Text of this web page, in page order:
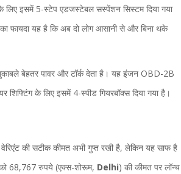
लिए इसमें 5-स्टेप एडजस्टेबल सस्पेंशन सिस्टम दिया गया
यह है कि अब दो लोग आसानी से और बिना थके
बेहतर पावर और टॉर्क देता है। यह इंजन OBD-2B
शिफ्टिंग के लिए इसमें 4-स्पीड गियरबॉक्स दिया गया है।
की सटीक कीमत अभी गुप्त रखी है, लेकिन यह साफ है
68,767 रुपये (एक्स-शोरूम, Delhi) की कीमत पर लॉन्च